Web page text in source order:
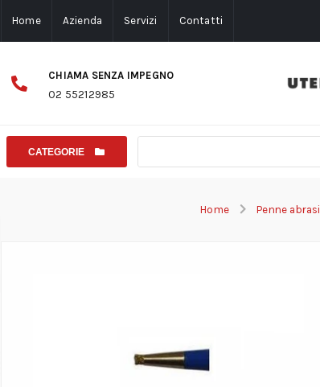
Home Azienda Servizi Contatti
CHIAMA SENZA IMPEGNO
02 55212985
CATEGORIE
Home Penne